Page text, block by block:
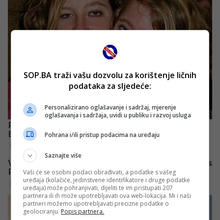
SOP.BA traži vašu dozvolu za korištenje ličnih
podataka za sljedeće:
Personalizirano oglašavanje i sadržaj, mjerenje
oglašavanja i sadržaja, uvidi u publiku i razvoj usluga
Pohrana i/ili pristup podacima na uređaju
Saznajte više
Vaši će se osobni podaci obrađivati, a podatke s vašeg
uređaja (kolačiće, jedinstvene identifikatore i druge podatke
uređaja) može pohranjivati, dijeliti te im pristupati 207
partnera ili ih može upotrebljavati ova web-lokacija. Mi i naši
partneri možemo upotrebljavati precizne podatke o
geolociranju. Popis partnera.